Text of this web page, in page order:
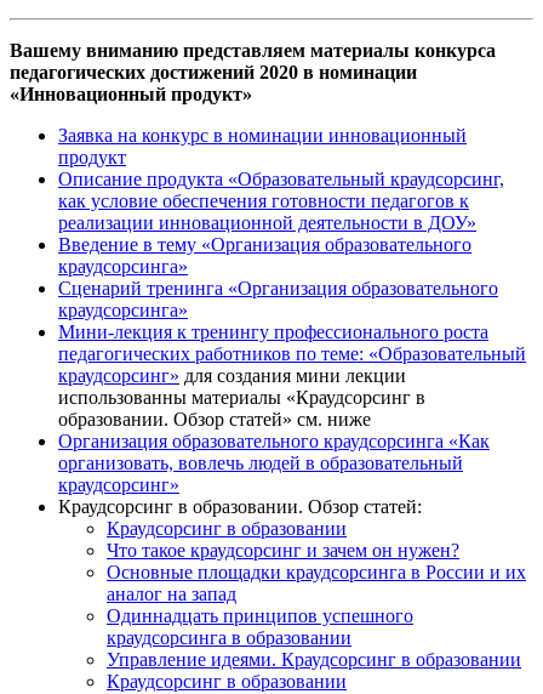
Вашему вниманию представляем материалы конкурса
педагогических достижений 2020 в номинации
«Инновационный продукт»
Заявка на конкурс в номинации инновационный
продукт
Описание продукта «Образовательный краудсорсинг,
как условие обеспечения готовности педагогов к
реализации инновационной деятельности в ДОУ»
Введение в тему «Организация образовательного
краудсорсинга»
Сценарий тренинга «Организация образовательного
краудсорсинга»
Мини-лекция к тренингу профессионального роста
педагогических работников по теме: «Образовательный
краудсорсинг» для создания мини лекции
использованны материалы «Краудсорсинг в
образовании. Обзор статей»​ см. ниже
Организация образовательного краудсорсинга «Как
организовать, вовлечь людей в образовательный
краудсорсинг»
Краудсорсинг в образовании. Обзор статей​:
Краудсорсинг в образовании
Что такое краудсорсинг и зачем он нужен?
Основные площадки краудсорсинга в России и их
аналог на запад
Одиннадцать принципов успешного
краудсорсинга в образовании
Управление идеями. Краудсорсинг в образовании
Краудсорсинг в образовании